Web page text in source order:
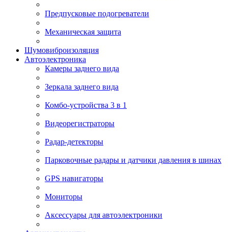
Предпусковые подогреватели
Механическая защита
Шумовиброизоляция
Автоэлектроника
Камеры заднего вида
Зеркала заднего вида
Комбо-устройства 3 в 1
Видеорегистраторы
Радар-детекторы
Парковочные радары и датчики давления в шинах
GPS навигаторы
Мониторы
Аксессуары для автоэлектроники